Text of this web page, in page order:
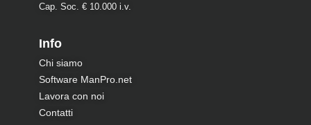
Cap. Soc. € 10.000 i.v.
Info
Chi siamo
Software ManPro.net
Lavora con noi
Contatti